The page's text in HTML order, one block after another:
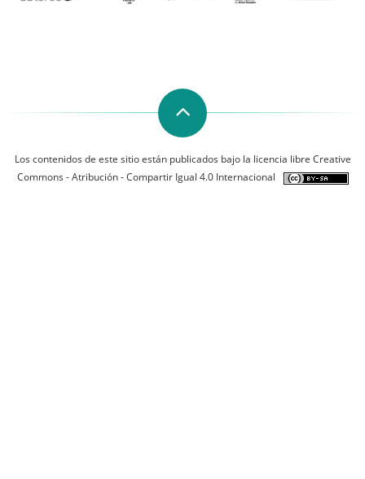
Los contenidos de este sitio están publicados bajo la licencia libre Creative
Commons - Atribución - Compartir Igual 4.0 Internacional